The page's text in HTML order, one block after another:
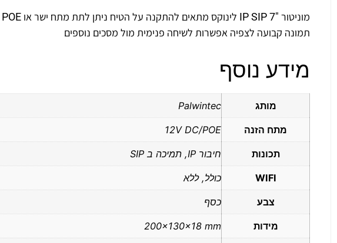
תמונה קבועה לצפיה אפשרות לשיחה פנימית מול מסכים נוספים
מידע נוסף
מותג Palwintec
מתח הזנה 12V DC/POE
תכונות חיבור IP, תמיכה ב SIP
WIFI כולל, ללא
צבע כסף
מידות 200x130x18 mm